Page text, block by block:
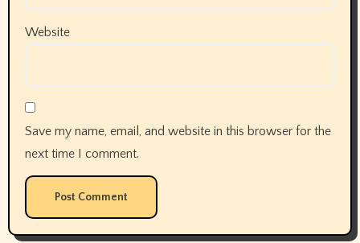
Website
Save my name, email, and website in this browser for the
next time I comment.